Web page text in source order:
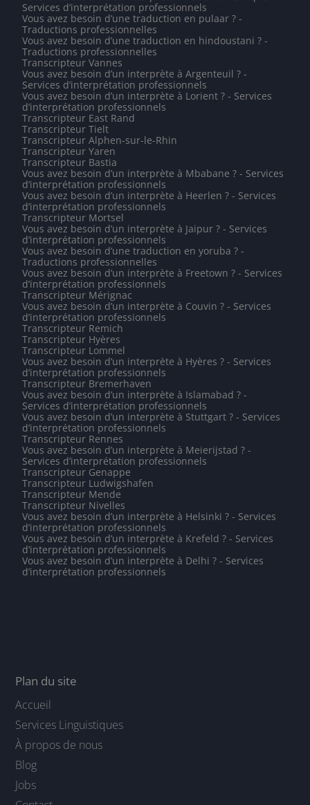
Services d’interprétation professionnels
Vous avez besoin d’une traduction en pulaar ? -
Traductions professionnelles
Vous avez besoin d’une traduction en hindoustani ? -
Traductions professionnelles
Transcripteur Vannes
Vous avez besoin d’un interprète à Argenteuil ? -
Services d’interprétation professionnels
Vous avez besoin d’un interprète à Lorient ? - Services
d’interprétation professionnels
Transcripteur East Rand
Transcripteur Tielt
Transcripteur Alphen-sur-le-Rhin
Transcripteur Yaren
Transcripteur Bastia
Vous avez besoin d’un interprète à Mbabane ? - Services
d’interprétation professionnels
Vous avez besoin d’un interprète à Heerlen ? - Services
d’interprétation professionnels
Transcripteur Mortsel
Vous avez besoin d’un interprète à Jaipur ? - Services
d’interprétation professionnels
Vous avez besoin d’une traduction en yoruba ? -
Traductions professionnelles
Vous avez besoin d’un interprète à Freetown ? - Services
d’interprétation professionnels
Transcripteur Mérignac
Vous avez besoin d’un interprète à Couvin ? - Services
d’interprétation professionnels
Transcripteur Remich
Transcripteur Hyères
Transcripteur Lommel
Vous avez besoin d’un interprète à Hyères ? - Services
d’interprétation professionnels
Transcripteur Bremerhaven
Vous avez besoin d’un interprète à Islamabad ? -
Services d’interprétation professionnels
Vous avez besoin d’un interprète à Stuttgart ? - Services
d’interprétation professionnels
Transcripteur Rennes
Vous avez besoin d’un interprète à Meierijstad ? -
Services d’interprétation professionnels
Transcripteur Genappe
Transcripteur Ludwigshafen
Transcripteur Mende
Transcripteur Nivelles
Vous avez besoin d’un interprète à Helsinki ? - Services
d’interprétation professionnels
Vous avez besoin d’un interprète à Krefeld ? - Services
d’interprétation professionnels
Vous avez besoin d’un interprète à Delhi ? - Services
d’interprétation professionnels
Plan du site
Accueil
Services Linguistiques
À propos de nous
Blog
Jobs